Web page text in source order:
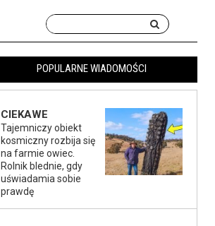
POPULARNE WIADOMOŚCI
CIEKAWE
Tajemniczy obiekt
kosmiczny rozbija się
na farmie owiec.
Rolnik blednie, gdy
uświadamia sobie
prawdę